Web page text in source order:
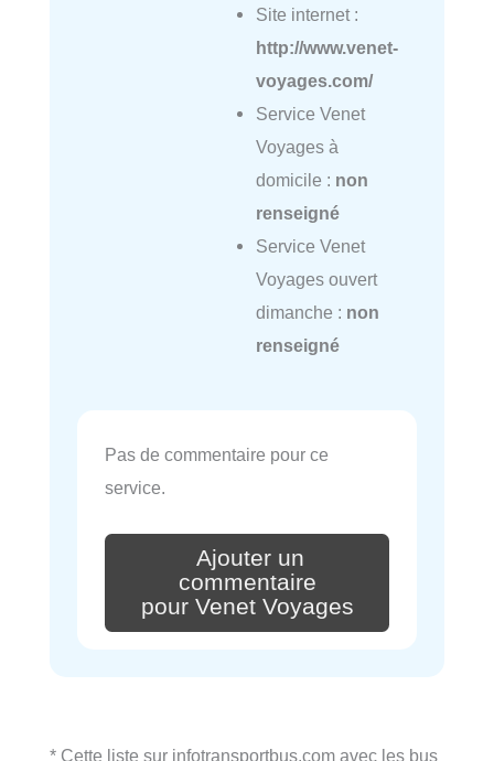
Site internet :
http://www.venet-
voyages.com/
Service Venet
Voyages à
domicile : non
renseigné
Service Venet
Voyages ouvert
dimanche : non
renseigné
Pas de commentaire pour ce
service.
Ajouter un
commentaire
pour Venet Voyages
* Cette liste sur infotransportbus.com avec les bus